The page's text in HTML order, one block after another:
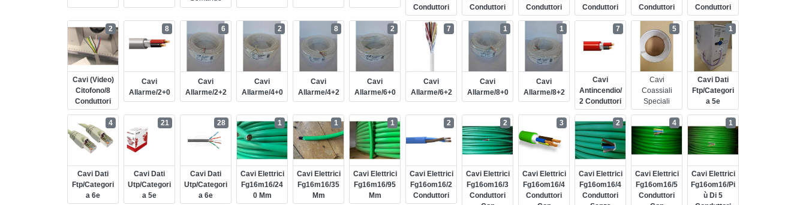
Conduttori
Conduttori
Conduttori
Conduttori
Conduttori
Conduttori
Cavi (video)
Citofono/8
Conduttori
2
Cavi
Allarme/2+0
8
Cavi
Allarme/2+2
6
Cavi
Allarme/4+0
2
Cavi
Allarme/4+2
8
Cavi
Allarme/6+0
2
Cavi
Allarme/6+2
7
Cavi
Allarme/8+0
1
Cavi
Allarme/8+2
1
Cavi
Antincendio/
2 Conduttori
7
Cavi
Coassiali
Speciali
5
Cavi Dati
Ftp/categori
A 5e
1
Cavi Dati
Ftp/categori
A 6e
4
Cavi Dati
Utp/categori
A 5e
21
Cavi Dati
Utp/categori
A 6e
28
Cavi Elettrici
Fg16m16/24
0 Mm
1
Cavi Elettrici
Fg16m16/35
Mm
1
Cavi Elettrici
Fg16m16/95
Mm
1
Cavi Elettrici
Fg16om16/2
Conduttori
2
Cavi Elettrici
Fg16om16/3
Conduttori
2
Cavi Elettrici
Fg16om16/4
Conduttori
3
Cavi Elettrici
Fg16om16/4
Conduttori
2
Cavi Elettrici
Fg16om16/5
Conduttori
4
Cavi Elettrici
Fg16om16/pi
Ù Di 5
1